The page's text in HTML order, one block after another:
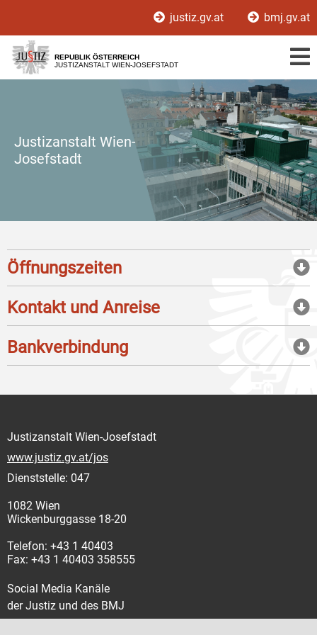
[1]
[2]
justiz.gv.at bmj.gv.at
REPUBLIK ÖSTERREICH
JUSTIZANSTALT WIEN-JOSEFSTADT
Justizanstalt Wien-
Josefstadt
Öffnungszeiten
Kontakt und Anreise
Bankverbindung
Justizanstalt Wien-Josefstadt
www.justiz.gv.at/jos
Dienststelle: 047
1082 Wien
Wickenburggasse 18-20
Telefon: +43 1 40403
Fax: +43 1 40403 358555
Social Media Kanäle
der Justiz und des BMJ